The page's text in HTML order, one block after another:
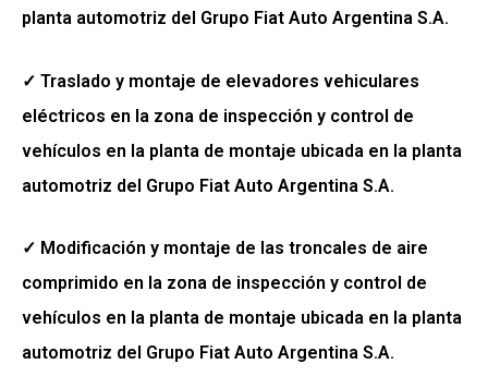
planta automotriz del Grupo Fiat Auto Argentina S.A.
✓ Traslado y montaje de elevadores vehiculares
eléctricos en la zona de inspección y control de
vehículos en la planta de montaje ubicada en la planta
automotriz del Grupo Fiat Auto Argentina S.A.
✓ Modificación y montaje de las troncales de aire
comprimido en la zona de inspección y control de
vehículos en la planta de montaje ubicada en la planta
automotriz del Grupo Fiat Auto Argentina S.A.